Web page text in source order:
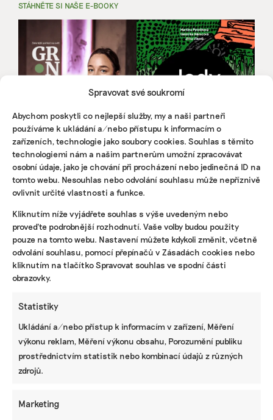
Spravovat své soukromí
Abychom poskytli co nejlepší služby, my a naši partneři
používáme k ukládání a/nebo přístupu k informacím o
zařízeních, technologie jako soubory cookies. Souhlas s těmito
technologiemi nám a našim partnerům umožní zpracovávat
osobní údaje, jako je chování při procházení nebo jedinečná ID na
tomto webu. Nesouhlas nebo odvolání souhlasu může nepříznivě
ovlivnit určité vlastnosti a funkce.
Kliknutím níže vyjádřete souhlas s výše uvedeným nebo
proveďte podrobnější rozhodnutí. Vaše volby budou použity
pouze na tomto webu. Nastavení můžete kdykoli změnit, včetně
odvolání souhlasu, pomocí přepínačů v Zásadách cookies nebo
kliknutím na tlačítko Spravovat souhlas ve spodní části
obrazovky.
Statistiky
Ukládání a/nebo přístup k informacím v zařízení, Měření
výkonu reklam, Měření výkonu obsahu, Porozumění publiku
prostřednictvím statistik nebo kombinací údajů z různých
zdrojů.
Marketing
STÁHNĚTE SI NAŠE E-BOOKY
KOMERČNÍ SDĚLENÍ
Udržitelnost, umění i komunitní sdílení.
Festival Týká se to také tebe v Uherském
Hradišti startuje tento týden
BRANDNEWS
Ani trend, ani povinnost. Udržitelnost je
způsob, jak řídit firmu do budoucna a zvyšovat
její hodnotu, říká expertka
ZJEDNODUŠTE SI ŽIVOT S ESG